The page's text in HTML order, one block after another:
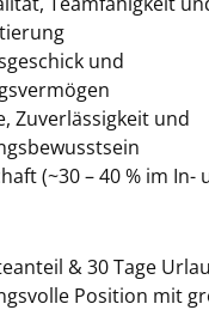
und
Zuverlässigkeit und
(~30 – 40 % im In-
& 30 Tage
Position mit